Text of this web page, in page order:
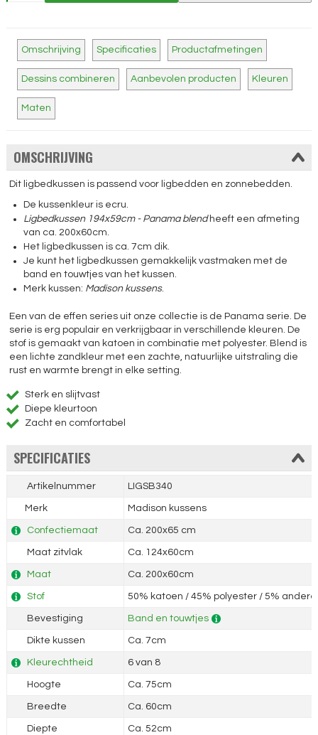
Omschrijving Specificaties Productafmetingen
Dessins combineren Aanbevolen producten Kleuren
Maten
OMSCHRIJVING
Dit ligbedkussen is passend voor ligbedden en zonnebedden.
De kussenkleur is ecru.
Ligbedkussen 194x59cm - Panama blendheeft een afmeting
van ca. 200x60cm.
Het ligbedkussen is ca. 7cm dik.
Je kunt het ligbedkussen gemakkelijk vastmaken met de
band en touwtjes van het kussen.
Merk kussen: Madison kussens.
Een van de effen series uit onze collectie is de Panama serie. De
serie is erg populair en verkrijgbaar in verschillende kleuren. De
stof is gemaakt van katoen in combinatie met polyester. Blend is
een lichte zandkleur met een zachte, natuurlijke uitstraling die
rust en warmte brengt in elke setting.
Sterk en slijtvast
Diepe kleurtoon
Zacht en comfortabel
SPECIFICATIES
Artikelnummer LIGSB340
Merk Madison kussens
Confectiemaat Ca. 200x65 cm
Maat zitvlak Ca. 124x60cm
Maat Ca. 200x60cm
Stof 50% katoen / 45% polyester / 5%
Bevestiging Band en touwtjes
Dikte kussen Ca. 7cm
Kleurechtheid 6 van 8
Hoogte Ca. 75cm
Breedte Ca. 60cm
Diepte Ca. 52cm